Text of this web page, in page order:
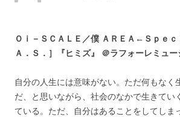
Ｏｉ－ＳＣＡＬＥ／僕 ＡＲＥＡ←Ｓｐｅｃ
Ａ．Ｓ．］『ヒミズ』 ＠ラフォーレミュ
自分の人生には意味がない。ただ何もなく
だ、と思いながら、社会のなかで生きてい
ている。ただ、自分はあることをしてしま